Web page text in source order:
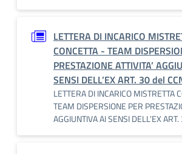
LETTERA DI INCARICO
CONCETTA - TEAM
PRESTAZIONE ATTIVITA’
SENSI DELL’EX ART. 30 del
LETTERA DI INCARICO MISTRETTA
TEAM DISPERSIONE PER
AGGIUNTIVA AI SENSI DELL’EX